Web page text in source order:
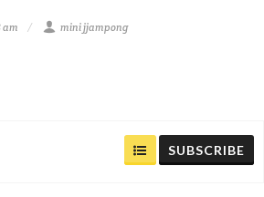
am mini jjampong
SUBSCRIBE